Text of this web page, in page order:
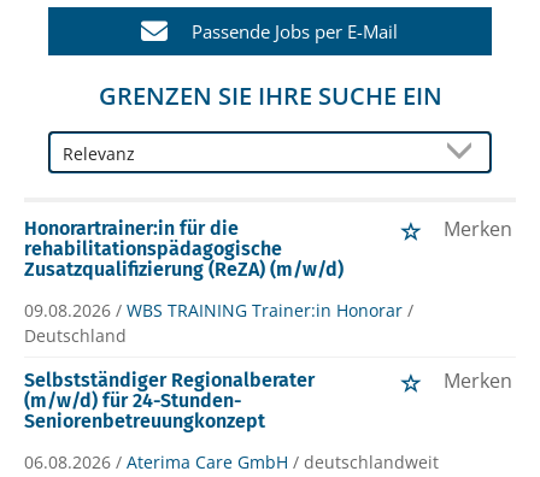
Passende Jobs per E-Mail
GRENZEN SIE IHRE SUCHE EIN
Honorartrainer:in für die
rehabilitationspädagogische
Zusatzqualifizierung (ReZA) (m/w/d)
Merken
09.08.2026 / WBS TRAINING Trainer:in Honorar /
Deutschland
Selbstständiger Regionalberater
(m/w/d) für 24-Stunden-
Seniorenbetreuungkonzept
Merken
06.08.2026 / Aterima Care GmbH / deutschlandweit